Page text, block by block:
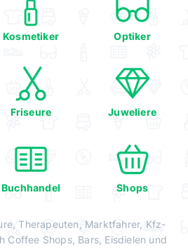
Kosmetiker Optiker
Friseure Juweliere
Buchhandel Shops
Therapeuten, Marktfahrer, Kfz-
Coffee Shops, Bars, Eisdielen und